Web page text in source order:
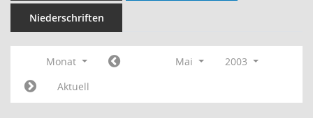
Niederschriften
Monat Mai
2003
Aktuell